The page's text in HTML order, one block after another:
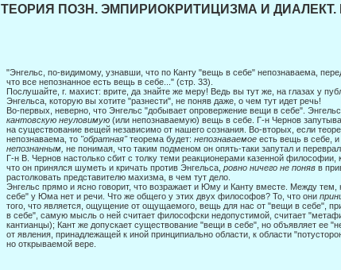
ТЕОРИЯ ПОЗН. ЭМПИРИОКРИТИЦИЗМА И ДИАЛЕКТ.
"Энгельс, по-видимому, узнавши, что по Канту "вещь в себе" непознаваема,
что все непознанное есть вещь в себе..." (стр. 33).
Послушайте, г. махист: врите, да знайте же меру! Ведь вы тут же, на глазах у
Энгельса, которую вы хотите "разнести", не поняв даже, о чем тут идет речь!
Во-первых, неверно, что Энгельс "добывает опровержение вещи в себе".
кантовскую неуловимую (или непознаваемую) вещь в себе. Г-н Чернов
на существо­вание вещей независимо от нашего сознания. Во-вторых, если
непознаваема, то "обратная"теорема будет: непознаваемое есть вещь в себе, и
непознанным, не понимая, что таким под­меном он опять-таки запутал и
Г-н В. Чернов настолько сбит с толку теми реакционерами казенной философии,
что он принялся шуметь и кричать против Энгель­са, ровно ничего не поняв в
растолковать представи­телю махизма, в чем тут дело.
Энгельс прямо и ясно говорит, что возражает и Юму и Канту вместе. Между
себе" у Юма нет и речи. Что же общего у этих двух философов? То, что они
того, что являет­ся, ощущение от ощущаемого, вещь для нас от "вещи в себе",
в себе", самую мысль о ней считает философски недопустимой, счи­тает
кантианцы); Кант же допускает существо­вание "вещи в себе", но объявляет ее
от явления, принадлежащей к иной принципиально области, к области
но открываемой вере.